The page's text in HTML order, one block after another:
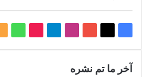
آخر ما تم نشره